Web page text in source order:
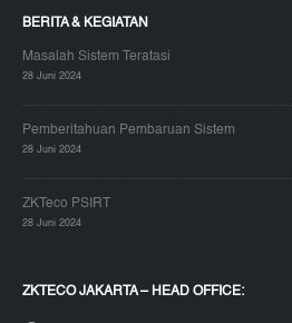
BERITA & KEGIATAN
Masalah Sistem Teratasi
28 Juni 2024
Pemberitahuan Pembaruan Sistem
28 Juni 2024
ZKTeco PSIRT
28 Juni 2024
ZKTECO JAKARTA – HEAD OFFICE: